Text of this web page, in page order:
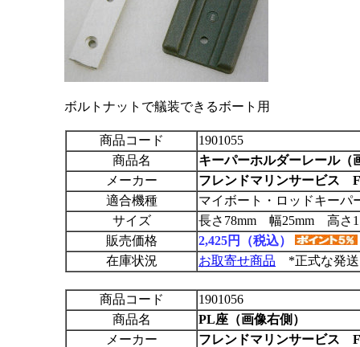
ボルトナットで艤装できるボート用
商品コード
1901055
商品名
キーパーホルダーレール（
メーカー
フレンドマリンサービス
適合機種
マイボート・ロッドキーパ
サイズ
長さ78mm 幅25mm 高さ
販売価格
2,425円（税込）
在庫状況
お取寄せ商品 *正式な発送
商品コード
1901056
商品名
PL座（画像右側）
メーカー
フレンドマリンサービス